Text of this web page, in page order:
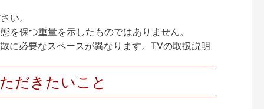
い。
保つ重量を示したものではありません。
に必要なスペースが異なります。TVの取扱説明
だきたいこと